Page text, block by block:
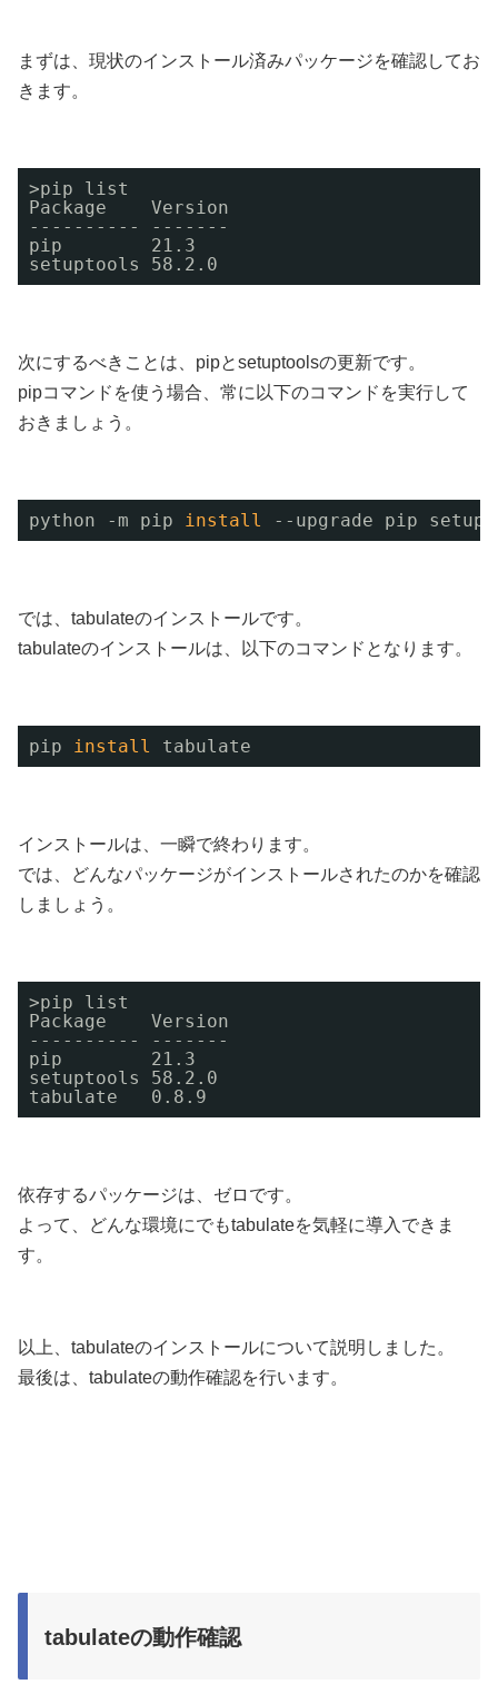
まずは、現状のインストール済みパッケージを確認してお
きます。
>pip list
Package    Version
---------- -------
pip        21.3
setuptools 58.2.0
次にするべきことは、pipとsetuptoolsの更新です。
pipコマンドを使う場合、常に以下のコマンドを実行して
おきましょう。
python -m pip install --upgrade pip
では、tabulateのインストールです。
tabulateのインストールは、以下のコマンドとなります。
pip install tabulate
インストールは、一瞬で終わります。
では、どんなパッケージがインストールされたのかを確認
しましょう。
>pip list
Package    Version
---------- -------
pip        21.3
setuptools 58.2.0
tabulate   0.8.9
依存するパッケージは、ゼロです。
よって、どんな環境にでもtabulateを気軽に導入できま
す。
以上、tabulateのインストールについて説明しました。
最後は、tabulateの動作確認を行います。
tabulateの動作確認